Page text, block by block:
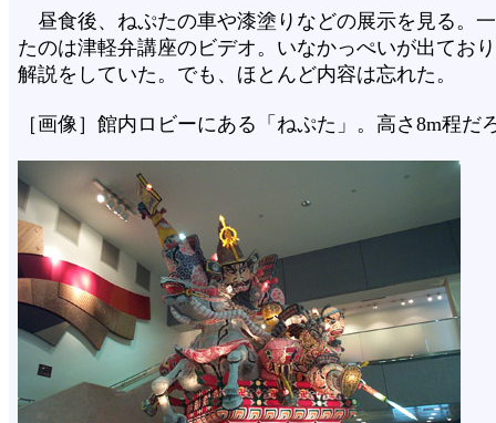
昼食後、ねぷたの車や漆塗りなどの展示を見る。
たのは津軽弁講座のビデオ。いなかっぺいが出てお
解説をしていた。でも、ほとんど内容は忘れた。
［画像］館内ロビーにある「ねぷた」。高さ8m程だ